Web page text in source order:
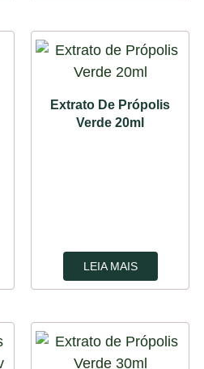
Extrato De Própolis
Verde 20ml
LEIA MAIS